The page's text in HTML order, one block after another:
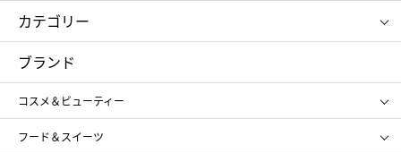
カテゴリー
コスメ＆ビューティー
ギフト
レディース
メンズ
スポーツ・アウトドア
ブランド
コスメ＆ビューティー
SHISEIDO
フード＆スイーツ